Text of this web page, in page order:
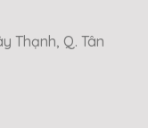
Thạnh, Q. Tân